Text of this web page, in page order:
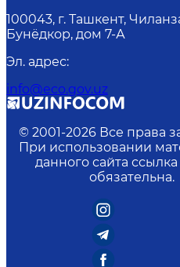
100043, г. Ташкент,
Бунёдкор, дом 7-А
Эл. адрес:
info@eco.gov.uz
© 2001-2026 Все права
При использовании
данного сайта ссылка
обязательна.